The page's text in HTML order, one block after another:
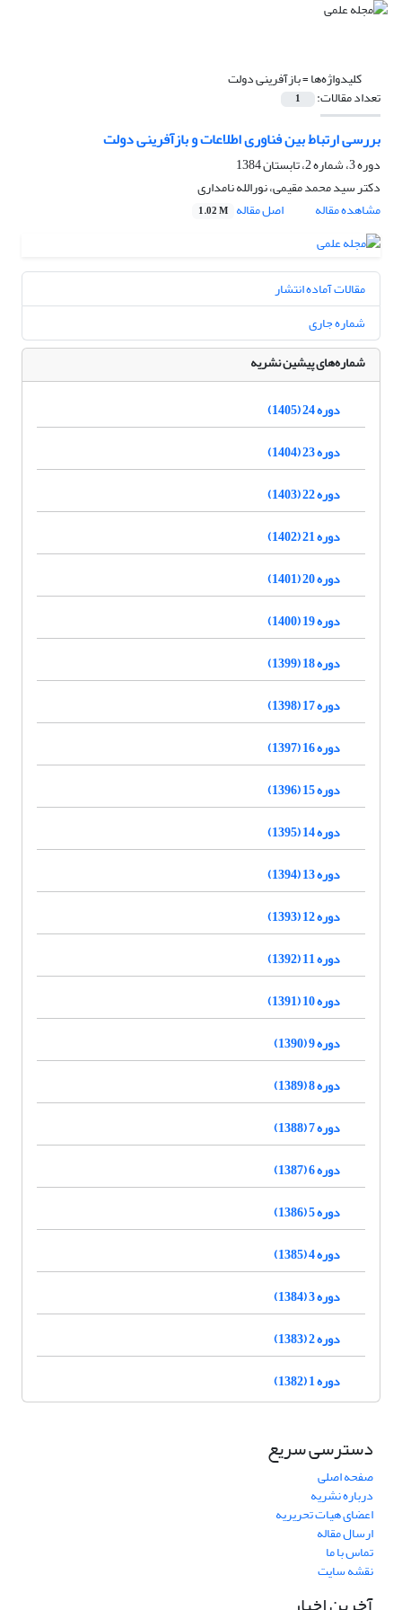
کلیدواژه‌ها =بازآفرینی دولت
تعداد مقالات: 1
بررسی ارتباط بین فناوری اطلاعات و بازآفرینی دولت
دوره 3، شماره 2، تابستان 1384
دکتر سید محمد مقیمی، نورالله نامداری
مشاهده مقاله
اصل مقاله 1.02 M
مقالات آماده انتشار
شماره جاری
شماره‌های پیشین نشریه
دوره 24 (1405)
دوره 23 (1404)
دوره 22 (1403)
دوره 21 (1402)
دوره 20 (1401)
دوره 19 (1400)
دوره 18 (1399)
دوره 17 (1398)
دوره 16 (1397)
دوره 15 (1396)
دوره 14 (1395)
دوره 13 (1394)
دوره 12 (1393)
دوره 11 (1392)
دوره 10 (1391)
دوره 9 (1390)
دوره 8 (1389)
دوره 7 (1388)
دوره 6 (1387)
دوره 5 (1386)
دوره 4 (1385)
دوره 3 (1384)
دوره 2 (1383)
دوره 1 (1382)
دسترسی سریع
صفحه اصلی
درباره نشریه
اعضای هیات تحریریه
ارسال مقاله
تماس با ما
نقشه سایت